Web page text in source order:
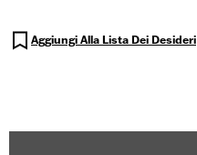
Aggiungi Alla Lista Dei Desideri